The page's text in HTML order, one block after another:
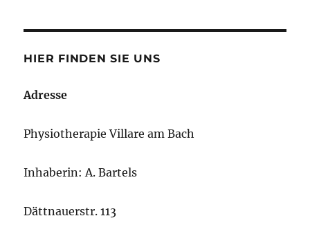
HIER FINDEN SIE UNS
Adresse
Physiotherapie Villare am Bach
Inhaberin: A. Bartels
Dättnauerstr. 113